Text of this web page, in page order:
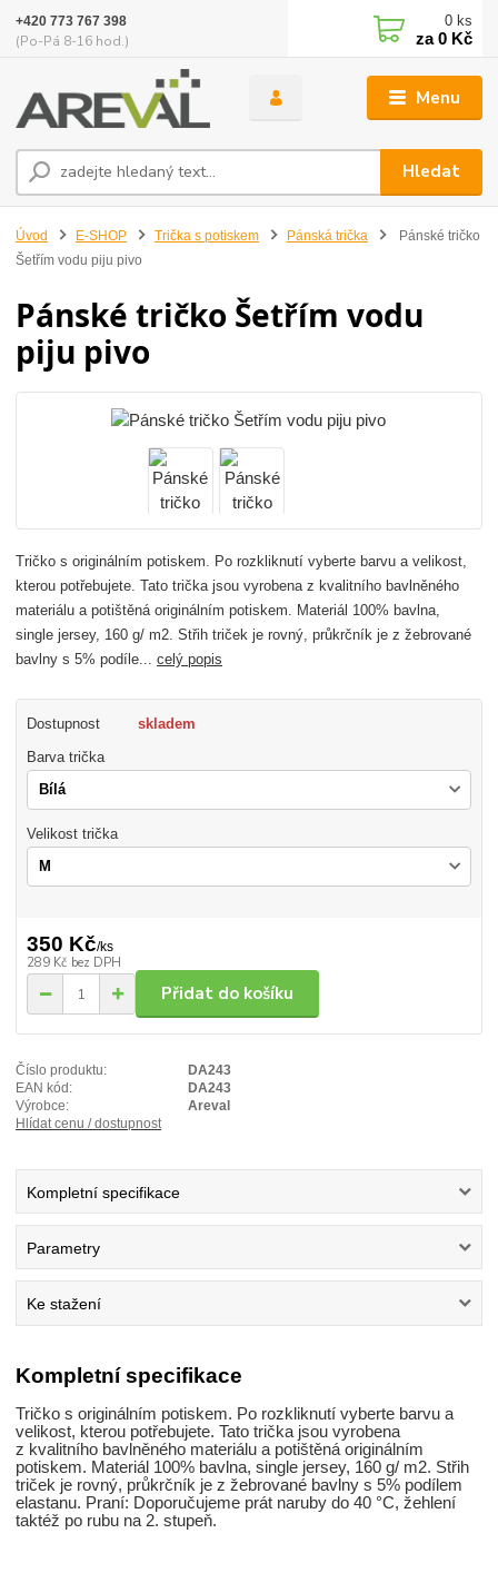
Menu
Hledat
+420 773 767 398
(Po-Pá 8-16 hod.)
0 ks
za0 Kč
Úvod E-SHOP Trička s potiskem Pánská trička
Pánské tričko
Šetřím vodu piju pivo
Pánské tričko Šetřím vodu
piju pivo
Tričko s originálním potiskem. Po rozkliknutí vyberte barvu a velikost,
kterou potřebujete. Tato trička jsou vyrobena z kvalitního bavlněného
materiálu a potištěná originálním potiskem. Materiál 100% bavlna,
single jersey, 160 g/ m2. Střih triček je rovný, průkrčník je z žebrované
bavlny s 5% podíle...celý popis
Dostupnost skladem
Barva trička
Velikost trička
350 Kč/ks
289 Kč bez DPH
Přidat do košíku
Číslo produktu:
DA243
EAN kód:
DA243
Výrobce:
Areval
Hlídat cenu / dostupnost
Kompletní specifikace
Parametry
Ke stažení
Kompletní specifikace
Tričko s originálním potiskem. Po rozkliknutí vyberte barvu a
velikost, kterou potřebujete. Tato trička jsou vyrobena
z kvalitního bavlněného materiálu a potištěná originálním
potiskem. Materiál 100% bavlna, single jersey, 160 g/ m2. Střih
triček je rovný, průkrčník je z žebrované bavlny s 5% podílem
elastanu. Praní: Doporučujeme prát naruby do 40 °C, žehlení
taktéž po rubu na 2. stupeň.